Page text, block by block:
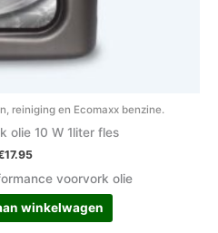
reiniging en Ecomaxx benzine.
olie 10 W 1liter fles
17.95
voorvork olie
winkelwagen